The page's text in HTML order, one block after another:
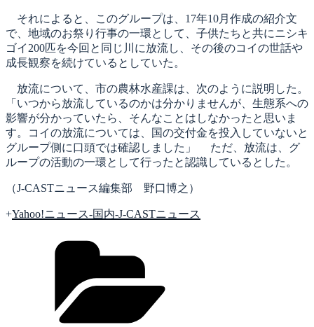
それによると、このグループは、17年10月作成の紹介文
で、地域のお祭り行事の一環として、子供たちと共にニシキ
ゴイ200匹を今回と同じ川に放流し、その後のコイの世話や
成長観察を続けているとしていた。
放流について、市の農林水産課は、次のように説明した。
「いつから放流しているのかは分かりませんが、生態系への
影響が分かっていたら、そんなことはしなかったと思いま
す。コイの放流については、国の交付金を投入していないと
グループ側に口頭では確認しました」 ただ、放流は、グ
ループの活動の一環として行ったと認識しているとした。
（J-CASTニュース編集部 野口博之）
+Yahoo!ニュース-国内-J-CASTニュース